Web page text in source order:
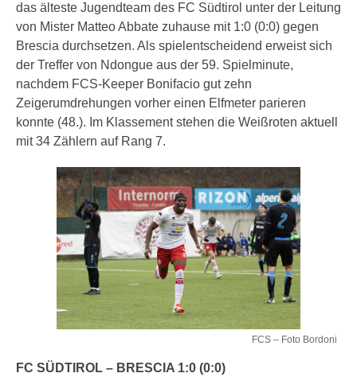
das älteste Jugendteam des FC Südtirol unter der Leitung
von Mister Matteo Abbate zuhause mit 1:0 (0:0) gegen
Brescia durchsetzen. Als spielentscheidend erweist sich
der Treffer von Ndongue aus der 59. Spielminute,
nachdem FCS-Keeper Bonifacio gut zehn
Zeigerumdrehungen vorher einen Elfmeter parieren
konnte (48.). Im Klassement stehen die Weißroten aktuell
mit 34 Zählern auf Rang 7.
FCS – Foto Bordoni
FC SÜDTIROL – BRESCIA 1:0 (0:0)